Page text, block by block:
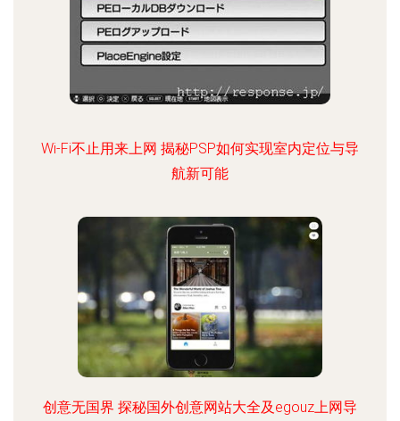
Wi-Fi不止用来上网 揭秘PSP如何实现室内定位与导
航新可能
创意无国界 探秘国外创意网站大全及egouz上网导